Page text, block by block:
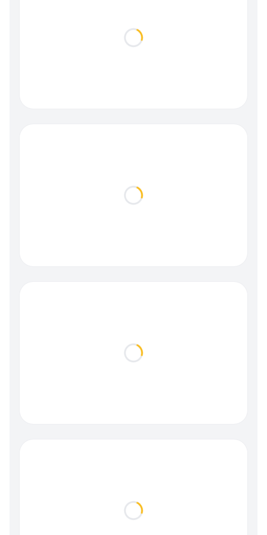
Loading...
Loading...
Loading...
Loading...